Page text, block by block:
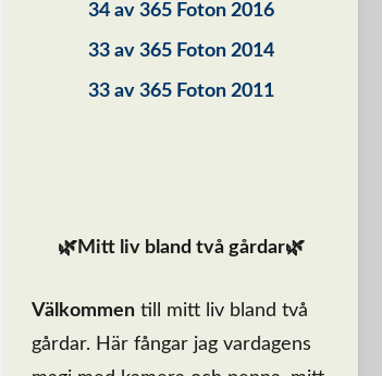
34 av 365 Foton 2016
33 av 365 Foton 2014
33 av 365 Foton 2011
🌿Mitt liv bland två gårdar🌿
Välkommen till mitt liv bland två
gårdar. Här fångar jag vardagens